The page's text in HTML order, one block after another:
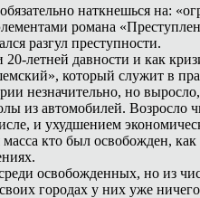
наткнешься на:
романа
разгул преступности.
летней давности и как
который служит в
незначительно, но
из автомобилей. Возросло
и ухудшением
кто был освобожден,
освобожденных, но из
городах у них уже ничего